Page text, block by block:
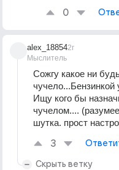
0
alex_18854
Мыслитель
2г
Сожгу какое ни
чучело...Бензинкой
Ищу кого бы
чучелом....
шутка. прост
3
Скрыть ветку